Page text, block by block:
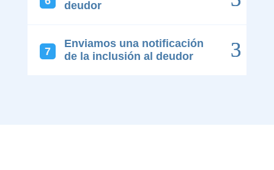
deudor
Enviamos una notificación
de la inclusión al deudor